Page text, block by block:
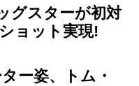
グスターが初対
ョット実現!
ー姿、トム・